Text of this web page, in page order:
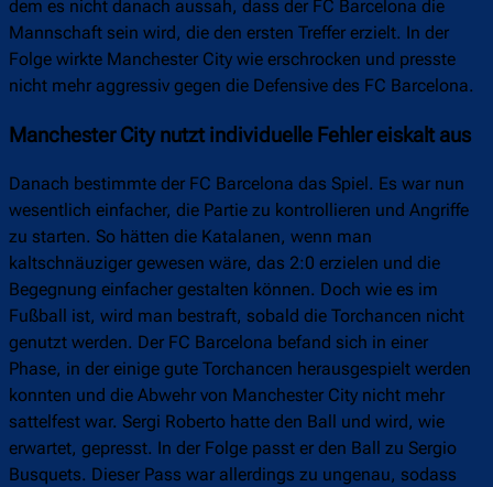
dem es nicht danach aussah, dass der FC Barcelona die
Mannschaft sein wird, die den ersten Treffer erzielt. In der
Folge wirkte Manchester City wie erschrocken und presste
nicht mehr aggressiv gegen die Defensive des FC Barcelona.
Manchester City nutzt individuelle Fehler eiskalt aus
Danach bestimmte der FC Barcelona das Spiel. Es war nun
wesentlich einfacher, die Partie zu kontrollieren und Angriffe
zu starten. So hätten die Katalanen, wenn man
kaltschnäuziger gewesen wäre, das 2:0 erzielen und die
Begegnung einfacher gestalten können. Doch wie es im
Fußball ist, wird man bestraft, sobald die Torchancen nicht
genutzt werden. Der FC Barcelona befand sich in einer
Phase, in der einige gute Torchancen herausgespielt werden
konnten und die Abwehr von Manchester City nicht mehr
sattelfest war. Sergi Roberto hatte den Ball und wird, wie
erwartet, gepresst. In der Folge passt er den Ball zu Sergio
Busquets. Dieser Pass war allerdings zu ungenau, sodass